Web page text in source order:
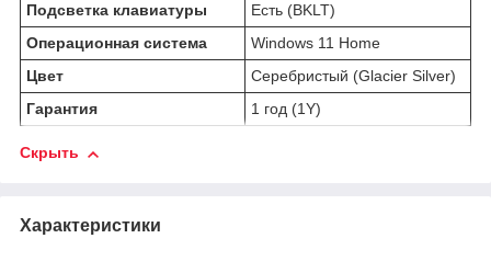
Подсветка клавиатуры
Есть (BKLT)
Операционная система
Windows 11 Home
Цвет
Серебристый (Glacier Silver)
Гарантия
1 год (1Y)
Скрыть
Характеристики